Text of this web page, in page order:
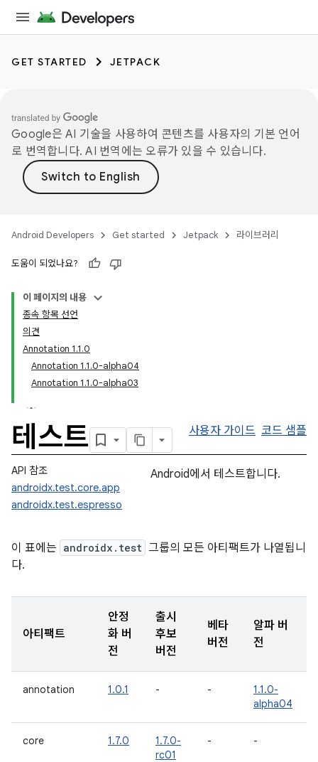
GET STARTED JETPACK
Google은 AI 기술을 사용하여 콘텐츠를 사용자의 기본 언어
로 번역합니다. AI 번역에는 오류가 있을 수 있습니다.
Android Developers Get started Jetpack 라이브러리
도움이 되었나요?
이 페이지의 내용
종속 항목 선언
의견
Annotation 1.1.0
Annotation 1.1.0-alpha04
Annotation 1.1.0-alpha03
테스트 사용자 가이드 코드 샘플
API 참조
androidx.test.core.app
androidx.test.espresso
Android에서 테스트합니다.
이 표에는 androidx.test 그룹의 모든 아티팩트가 나열됩니
다.
아티팩트
안정
화 버
전
출시
후보
버전
베타
버전
알파 버
전
annotation 1.0.1 - -
1.1.0-
alpha04
core 1.7.0
1.7.0-
rc01
- -